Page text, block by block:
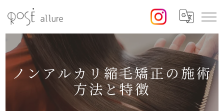
ノンアルカリ縮毛矯正の施術
方法と特徴